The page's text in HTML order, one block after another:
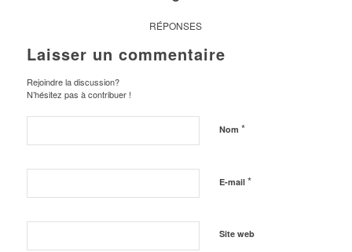
RÉPONSES
Laisser un commentaire
Rejoindre la discussion?
N’hésitez pas à contribuer !
Nom *
E-mail *
Site web